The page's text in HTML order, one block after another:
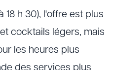
18 h 30), l'offre est plus
cocktails légers, mais
les heures plus
des services plus